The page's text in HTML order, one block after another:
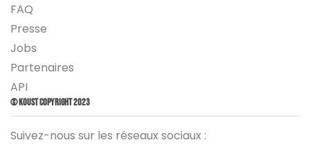
FAQ
Presse
Jobs
Partenaires
API
© Koust Copyright 2023
Suivez-nous sur les réseaux sociaux :